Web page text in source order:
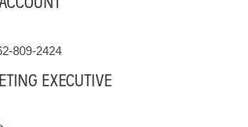
809-2424
EXECUTIVE